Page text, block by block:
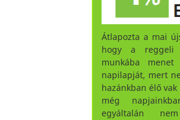
Átlapozta a mai
hogy a reggeli
munkába
napilapját, mert
hazánkban élő
még
egyáltalán